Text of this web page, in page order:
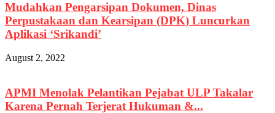
Mudahkan Pengarsipan Dokumen, Dinas
Perpustakaan dan Kearsipan (DPK) Luncurkan
Aplikasi ‘Srikandi’
August 2, 2022
APMI Menolak Pelantikan Pejabat ULP Takalar
Karena Pernah Terjerat Hukuman &...